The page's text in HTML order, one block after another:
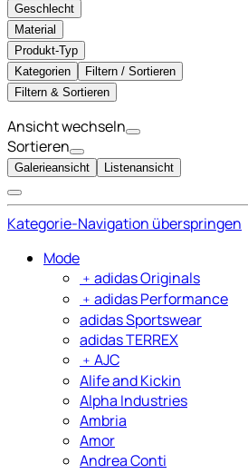
Geschlecht
Material
Produkt-Typ
Kategorien
Filtern / Sortieren
Filtern & Sortieren
Ansicht wechseln
Sortieren
Galerieansicht Listenansicht
Kategorie-Navigation überspringen
Mode
﹢ adidas Originals
﹢ adidas Performance
adidas Sportswear
adidas TERREX
﹢ AJC
Alife and Kickin
Alpha Industries
Ambria
Amor
Andrea Conti